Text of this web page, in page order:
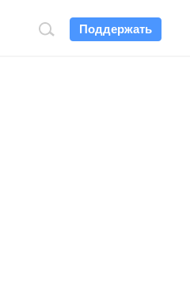
Поддержать
Поиск